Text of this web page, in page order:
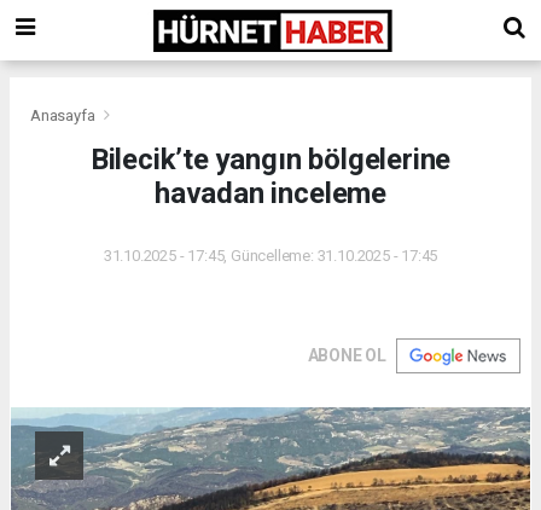
Anasayfa
Bilecik’te yangın bölgelerine
havadan inceleme
31.10.2025 - 17:45, Güncelleme: 31.10.2025 - 17:45
ABONE OL